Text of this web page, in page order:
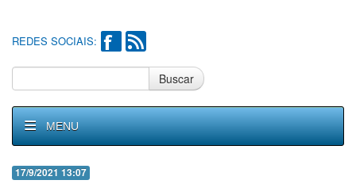
REDES SOCIAIS:
Buscar
MENU
17/9/2021 13:07